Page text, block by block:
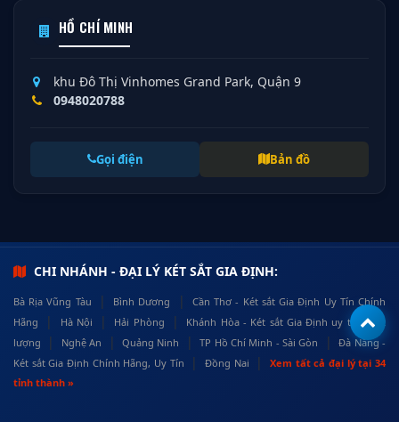
HỒ CHÍ MINH
khu Đô Thị Vinhomes Grand Park, Quận 9
0948020788
Gọi điện Bản đồ
CHI NHÁNH - ĐẠI LÝ KÉT SẮT GIA ĐỊNH:
Bà Rịa Vũng Tàu | Bình Dương |
Cần Thơ - Két sắt Gia Định Uy Tín Chính
Hãng
| Hà Nội | Hải Phòng |
Khánh Hòa - Két sắt Gia Định uy tín, chất
lượng
| Nghệ An | Quảng Ninh | TP Hồ Chí Minh - Sài Gòn |
Đà Nẵng -
Két sắt Gia Định Chính Hãng, Uy Tín
| Đồng Nai |
Xem tất cả đại lý tại 34
tỉnh thành »